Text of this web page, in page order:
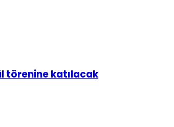
törenine katılacak